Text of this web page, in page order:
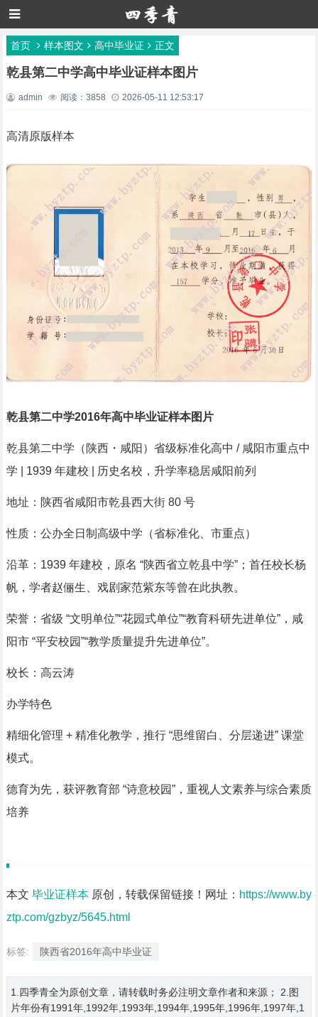
首页 样本图文 高中毕业证 正文
乾县第二中学高中毕业证样本图片
admin 阅读：3858 2026-05-11 12:53:17
高清原版样本
乾县第二中学2016年高中毕业证样本图片
乾县第二中学（陕西・咸阳）省级标准化高中 / 咸阳市重点中
学 | 1939 年建校 | 历史名校，升学率稳居咸阳前列
地址：陕西省咸阳市乾县西大街 80 号
性质：公办全日制高级中学（省标准化、市重点）
沿革：1939 年建校，原名 “陕西省立乾县中学”；首任校长杨
帆，学者赵俪生、戏剧家范紫东等曾在此执教。
荣誉：省级 “文明单位”“花园式单位”“教育科研先进单位”，咸
阳市 “平安校园”“教学质量提升先进单位”。
校长：高云涛
办学特色
精细化管理 + 精准化教学，推行 “思维留白、分层递进” 课堂
模式。
德育为先，获评教育部 “诗意校园”，重视人文素养与综合素质
培养
本文 毕业证样本原创，转载保留链接！网址： https://www.by
ztp.com/gzbyz/5645.html
标签: 陕西省2016年高中毕业证
1.四季青全为原创文章，请转载时务必注明文章作者和来源； 2.图
片年份有1991年,1992年,1993年,1994年,1995年,1996年,1997年,1